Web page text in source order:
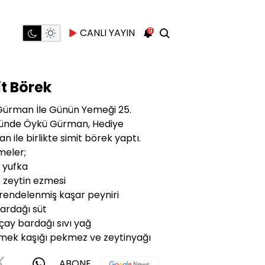
CANLI YAYIN 9
Börek
İle Günün Yemeği 25.
Öykü Gürman, Hediye
ile birlikte simit börek yaptı.
zeytin ezmesi
kaşar peyniri
süt
bardağı sıvı yağ
kaşığı pekmez ve zeytinyağı